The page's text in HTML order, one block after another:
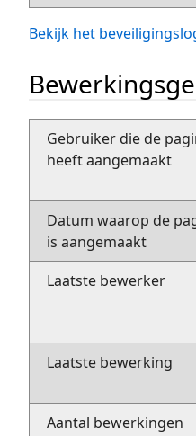
Bekijk het
Gebruiker die de
heeft aangemaakt
Datum waarop de
is aangemaakt
Laatste bewerker
Laatste bewerking
Aantal bewerkingen